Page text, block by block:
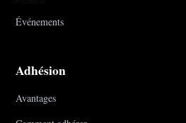
Événements
Adhésion
Avantages